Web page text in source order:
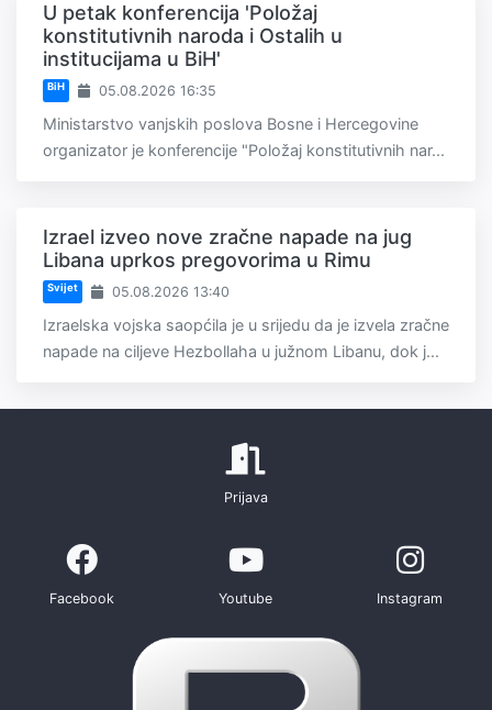
U petak konferencija 'Položaj
konstitutivnih naroda i Ostalih u
institucijama u BiH'
BiH 05.08.2026 16:35
Ministarstvo vanjskih poslova Bosne i Hercegovine
organizator je konferencije "Položaj konstitutivnih nar...
Izrael izveo nove zračne napade na jug
Libana uprkos pregovorima u Rimu
Svijet 05.08.2026 13:40
Izraelska vojska saopćila je u srijedu da je izvela zračne
napade na ciljeve Hezbollaha u južnom Libanu, dok j...
Prijava
Facebook Youtube Instagram